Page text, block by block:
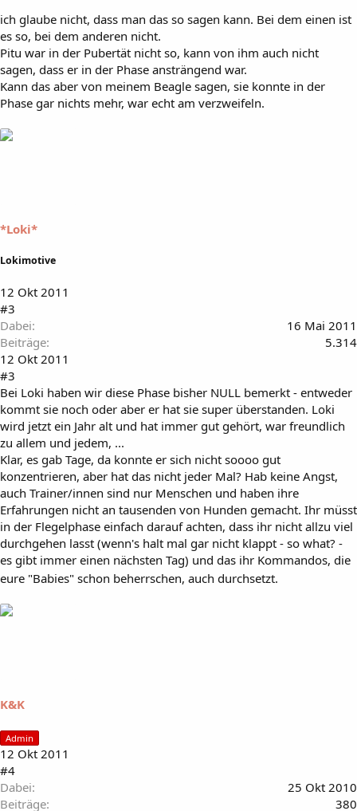
ich glaube nicht, dass man das so sagen kann. Bei dem einen ist
es so, bei dem anderen nicht.
Pitu war in der Pubertät nicht so, kann von ihm auch nicht
sagen, dass er in der Phase ansträngend war.
Kann das aber von meinem Beagle sagen, sie konnte in der
Phase gar nichts mehr, war echt am verzweifeln.
*Loki*
Lokimotive
12 Okt 2011
#3
Dabei
16 Mai 2011
Beiträge
5.314
12 Okt 2011
#3
Bei Loki haben wir diese Phase bisher NULL bemerkt - entweder
kommt sie noch oder aber er hat sie super überstanden. Loki
wird jetzt ein Jahr alt und hat immer gut gehört, war freundlich
zu allem und jedem, ...
Klar, es gab Tage, da konnte er sich nicht soooo gut
konzentrieren, aber hat das nicht jeder Mal? Hab keine Angst,
auch Trainer/innen sind nur Menschen und haben ihre
Erfahrungen nicht an tausenden von Hunden gemacht. Ihr müsst
in der Flegelphase einfach darauf achten, dass ihr nicht allzu viel
durchgehen lasst (wenn's halt mal gar nicht klappt - so what? -
es gibt immer einen nächsten Tag) und das ihr Kommandos, die
eure "Babies" schon beherrschen, auch durchsetzt.
K&K
Admin
12 Okt 2011
#4
Dabei
25 Okt 2010
Beiträge
380